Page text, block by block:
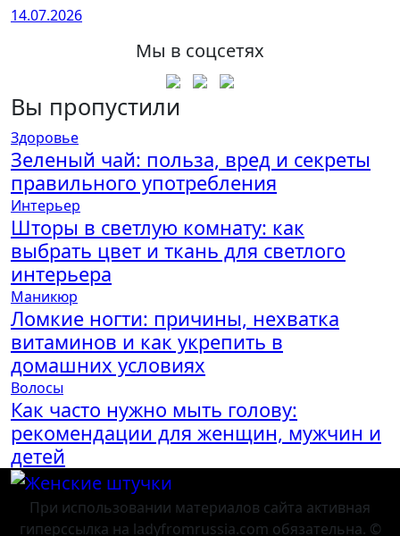
14.07.2026
Мы в соцсетях
Вы пропустили
Здоровье
Зеленый чай: польза, вред и секреты
правильного употребления
Интерьер
Шторы в светлую комнату: как
выбрать цвет и ткань для светлого
интерьера
Маникюр
Ломкие ногти: причины, нехватка
витаминов и как укрепить в
домашних условиях
Волосы
Как часто нужно мыть голову:
рекомендации для женщин, мужчин и
детей
При использовании материалов сайта активная
гиперссылка на ladyfromrussia.com обязательна. ©